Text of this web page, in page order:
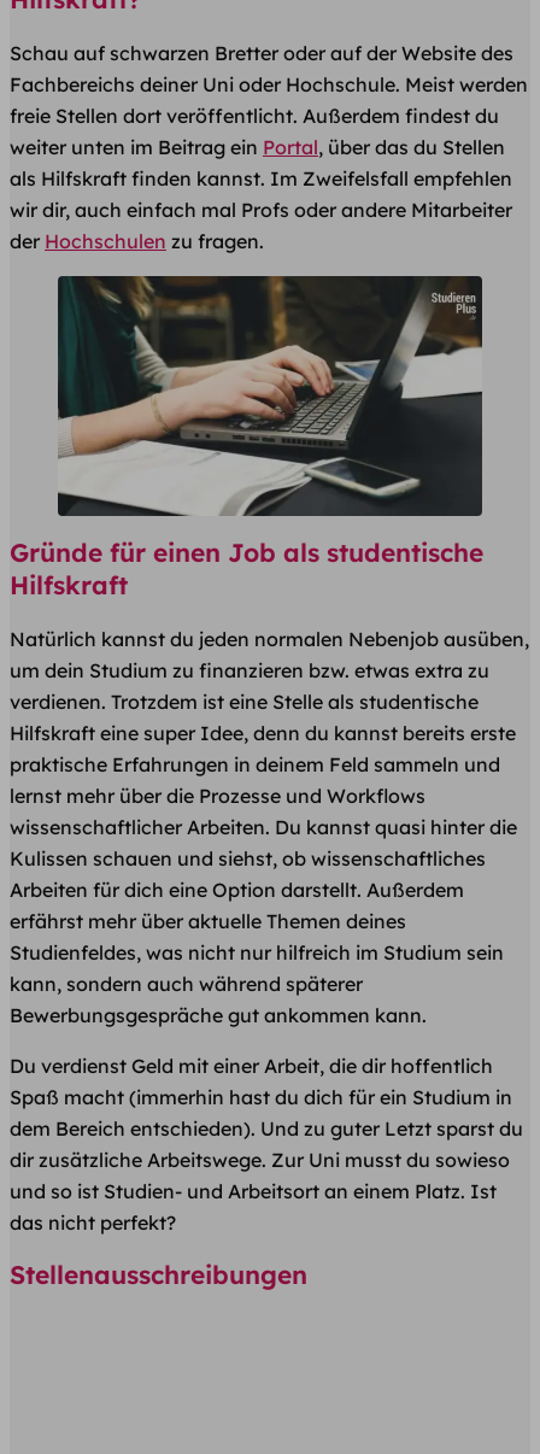
Schau auf schwarzen Bretter oder auf der Website des
Fachbereichs deiner Uni oder Hochschule. Meist werden
freie Stellen dort veröffentlicht. Außerdem findest du
weiter unten im Beitrag ein Portal, über das du Stellen
als Hilfskraft finden kannst. Im Zweifelsfall empfehlen
wir dir, auch einfach mal Profs oder andere Mitarbeiter
der Hochschulen zu fragen.
Gründe für einen Job als studentische
Hilfskraft
Natürlich kannst du jeden normalen Nebenjob ausüben,
um dein Studium zu finanzieren bzw. etwas extra zu
verdienen. Trotzdem ist eine Stelle als studentische
Hilfskraft eine super Idee, denn du kannst bereits erste
praktische Erfahrungen in deinem Feld sammeln und
lernst mehr über die Prozesse und Workflows
wissenschaftlicher Arbeiten. Du kannst quasi hinter die
Kulissen schauen und siehst, ob wissenschaftliches
Arbeiten für dich eine Option darstellt. Außerdem
erfährst mehr über aktuelle Themen deines
Studienfeldes, was nicht nur hilfreich im Studium sein
kann, sondern auch während späterer
Bewerbungsgespräche gut ankommen kann.
Du verdienst Geld mit einer Arbeit, die dir hoffentlich
Spaß macht (immerhin hast du dich für ein Studium in
dem Bereich entschieden). Und zu guter Letzt sparst du
dir zusätzliche Arbeitswege. Zur Uni musst du sowieso
und so ist Studien- und Arbeitsort an einem Platz. Ist
das nicht perfekt?
Stellenausschreibungen